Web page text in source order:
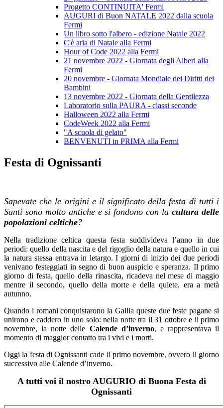
Progetto CONTINUITA' Fermi
AUGURI di Buon NATALE 2022 dalla scuola
Fermi
Un libro sotto l'albero - edizione Natale 2022
C'è aria di Natale alla Fermi
Hour of Code 2022 alla Fermi
21 novembre 2022 - Giornata degli Alberi alla
Fermi
20 novembre - Giornata Mondiale dei Diritti dei
Bambini
13 novembre 2022 - Giornata della Gentilezza
Laboratorio sulla PAURA - classi seconde
Halloween 2022 alla Fermi
CodeWeek 2022 alla Fermi
"A scuola di gelato"
BENVENUTI in PRIMA alla Fermi
Festa di Ognissanti
Sapevate che le origini e il significato della festa di tutti i
Santi sono molto antiche e si fondono con lacultura delle
popolazioni celtiche?
Nella tradizione celtica questa festa suddivideva l’anno in due
periodi: quello della nascita e del rigoglio della natura e quello in cui
la natura stessa entrava in letargo. I giorni di inizio dei due periodi
venivano festeggiati in segno di buon auspicio e speranza. Il primo
giorno di festa, quello della rinascita, ricadeva nel mese di maggio
mentre il secondo, quello della morte e della quiete, era a metà
autunno.
Quando i romani conquistarono la Gallia queste due feste pagane si
unirono e caddero in uno solo: nella notte tra il 31 ottobre e il primo
novembre, la notte delle Calende d’inverno, e rappresentava il
momento di maggior contatto tra i vivi e i morti.
Oggi la festa di Ognissanti cade il primo novembre, ovvero il giorno
successivo alle Calende d’inverno.
A tutti voi il nostro AUGURIO di Buona Festa di
Ognissanti